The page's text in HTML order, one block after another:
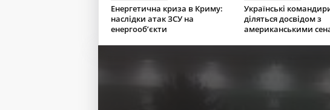
Енергетична криза в Криму:
наслідки атак ЗСУ на
енергооб’єкти
Українські
діляться досвідом з
американськими